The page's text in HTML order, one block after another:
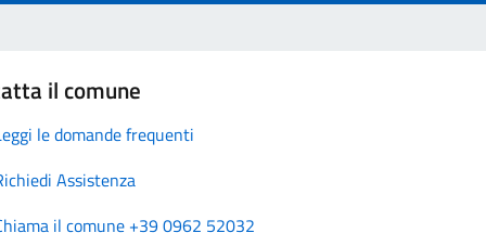
il comune
le domande frequenti
Assistenza
il comune +39 0962 52032